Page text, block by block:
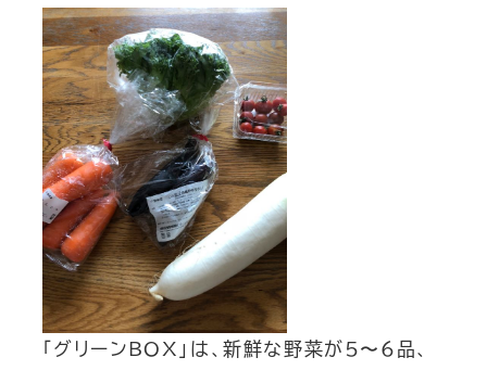
「グリーンBOX」は、新鮮な野菜が5〜6品、